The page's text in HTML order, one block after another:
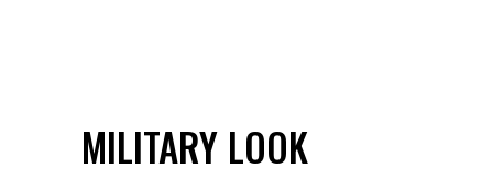
MILITARY LOOK